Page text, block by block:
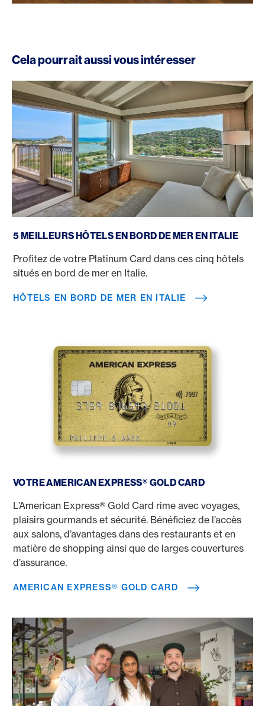
Cela pourrait aussi vous intéresser
5 MEILLEURS HÔTELS EN BORD DE MER EN ITALIE
Profitez de votre Platinum Card dans ces cinq hôtels
situés en bord de mer en Italie.
HÔTELS EN BORD DE MER EN ITALIE
VOTRE AMERICAN EXPRESS® GOLD CARD
L’American Express® Gold Card rime avec voyages,
plaisirs gourmands et sécurité. Bénéficiez de l’accès
aux salons, d’avantages dans des restaurants et en
matière de shopping ainsi que de larges couvertures
d’assurance.
AMERICAN EXPRESS® GOLD CARD